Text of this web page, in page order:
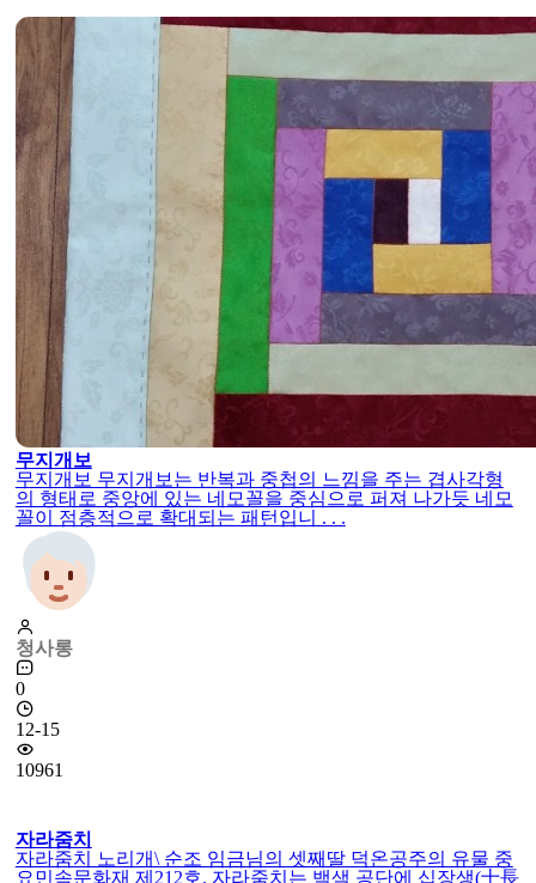
무지개보
무지개보 무지개보는 반복과 중첩의 느낌을 주는 겹사각형
의 형태로 중앙에 있는 네모꼴을 중심으로 퍼져 나가듯 네모
꼴이 점층적으로 확대되는 패턴입니 . . .
청사롱
0
12-15
10961